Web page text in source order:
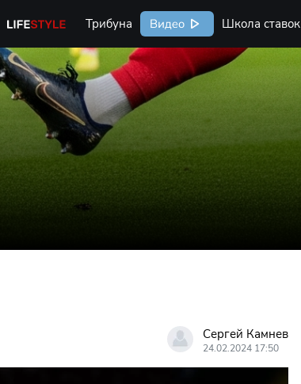
Life Style Трибуна Видео Школа ставок
Сергей Камнев
24.02.2024 17:50